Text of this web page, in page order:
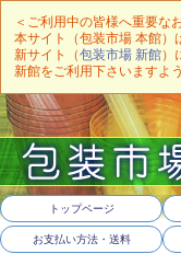
＜ご利用中の皆様へ重要な
本サイト（包装市場 本館）
新サイト（包装市場 新館）
新館をご利用下さいますよ
トップページ
お支払い方法・送料